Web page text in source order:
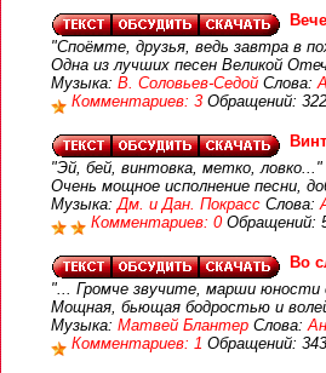
"Споёмте, друзья, ведь завтра в
Одна из лучших песен Великой
Музыка: В. Соловьев-Седой Слова:
Комментариев: 3 Обращений:
"Эй, бей, винтовка, метко, ловко..."
Очень мощное исполнение песни,
Музыка:Дм. и Дан. Покрасс Слова:
Комментариев: 0 Обращений:
Во
"... Громче звучите, марши
Мощная, бьющая бодростью и
Музыка: Матвей Блантер Слова:
Комментариев: 1 Обращений: